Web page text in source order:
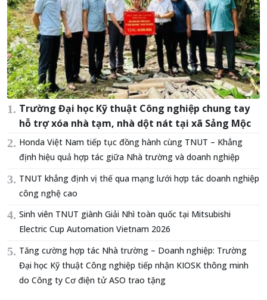
Trường Đại học Kỹ thuật Công nghiệp chung tay
hỗ trợ xóa nhà tạm, nhà dột nát tại xã Sảng Mộc
Honda Việt Nam tiếp tục đồng hành cùng TNUT – Khẳng
định hiệu quả hợp tác giữa Nhà trường và doanh nghiệp
TNUT khẳng định vị thế qua mạng lưới hợp tác doanh nghiệp
công nghệ cao
Sinh viên TNUT giành Giải Nhì toàn quốc tại Mitsubishi
Electric Cup Automation Vietnam 2026
Tăng cường hợp tác Nhà trường – Doanh nghiệp: Trường
Đại học Kỹ thuật Công nghiệp tiếp nhận KIOSK thông minh
do Công ty Cơ điện tử ASO trao tặng